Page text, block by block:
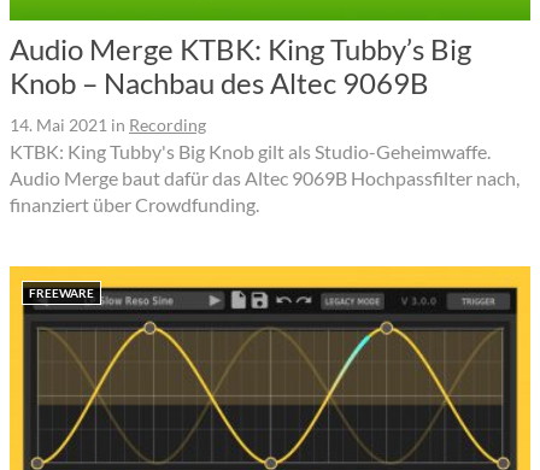
Audio Merge KTBK: King Tubby’s Big
Knob – Nachbau des Altec 9069B
14. Mai 2021 in Recording
KTBK: King Tubby's Big Knob gilt als Studio-Geheimwaffe.
Audio Merge baut dafür das Altec 9069B Hochpassfilter nach,
finanziert über Crowdfunding.
FREEWARE